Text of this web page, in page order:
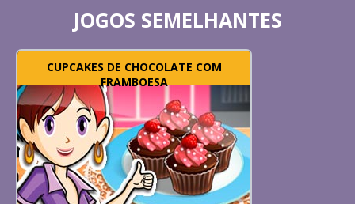
JOGOS SEMELHANTES
CUPCAKES DE CHOCOLATE COM
FRAMBOESA